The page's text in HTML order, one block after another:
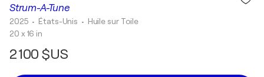
Strum-A-Tune
2025 • États-Unis • Huile sur Toile
20 x 16 in
2 100 $US